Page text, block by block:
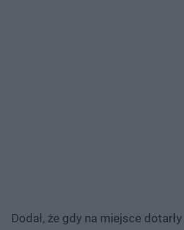
Dodał, że gdy na miejsce